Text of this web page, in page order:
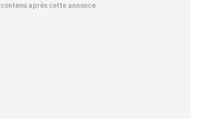
après cette annonce